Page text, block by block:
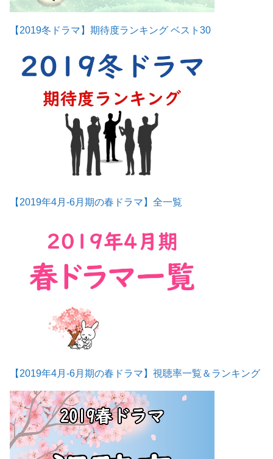
【2019冬ドラマ】期待度ランキング ベスト30
【2019年4月-6月期の春ドラマ】全一覧
【2019年4月-6月期の春ドラマ】視聴率一覧＆ランキング